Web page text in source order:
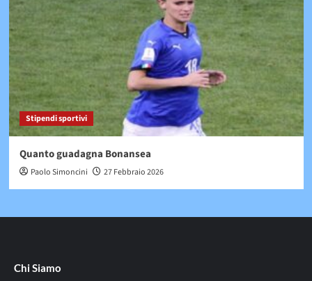
Stipendi sportivi
Quanto guadagna Bonansea
Paolo Simoncini 27 Febbraio 2026
Chi Siamo